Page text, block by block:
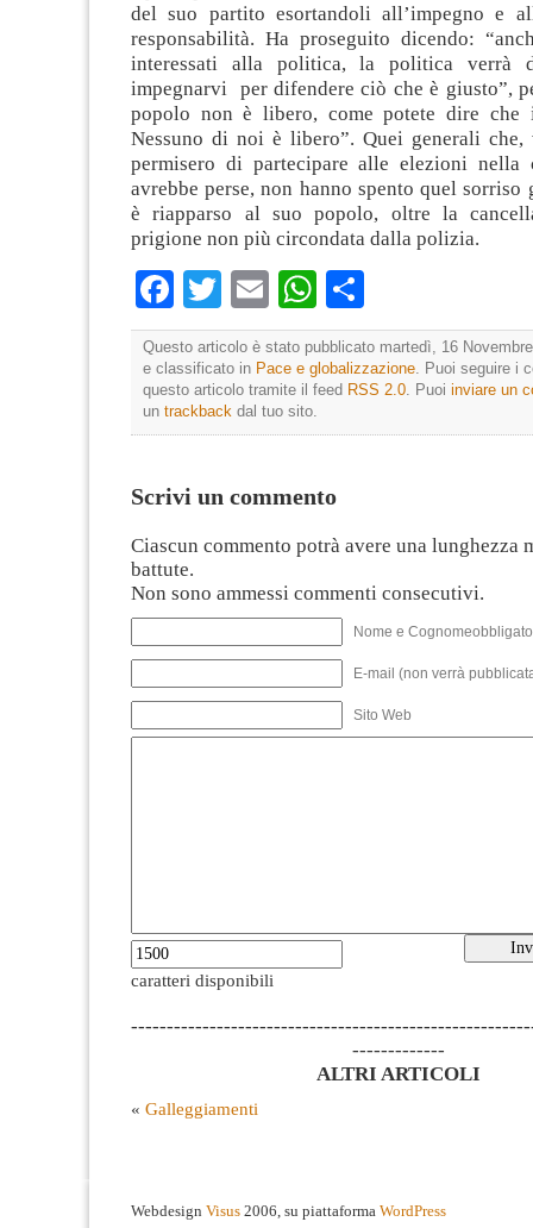
del suo partito esortandoli all’impegno e
responsabilità. Ha proseguito dicendo:
interessati alla politica, la politica verrà
impegnarvi per difendere ciò che è giusto”,
popolo non è libero, come potete dire che
Nessuno di noi è libero”. Quei generali che,
permisero di partecipare alle elezioni nella
avrebbe perse, non hanno spento quel sorriso
è riapparso al suo popolo, oltre la
prigione non più circondata dalla polizia.
Facebook
TwitterEmailWhatsApp
Questo articolo è stato pubblicato martedì, 16
e classificato in Pace e globalizzazione. Puoi seguire i
questo articolo tramite il feed RSS 2.0. Puoi inviare un
un trackback dal tuo sito.
Scrivi un commento
Ciascun commento potrà avere una lunghezza
battute.
Non sono ammessi commenti consecutivi.
Nome e
E-mail (non verrà
Sito Web
caratteri disponibili
-------------
ALTRI ARTICOLI
« Galleggiamenti
Webdesign Visus 2006, su piattaforma WordPress